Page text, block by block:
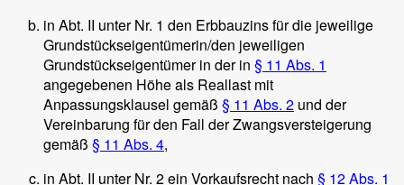
in Abt. II unter Nr. 1 den Erbbauzins für die jeweilige
Grundstückseigentümerin/den jeweiligen
Grundstückseigentümer in der in § 11 Abs. 1
angegebenen Höhe als Reallast mit
Anpassungsklausel gemäß § 11 Abs. 2 und der
Vereinbarung für den Fall der Zwangsversteigerung
gemäß § 11 Abs. 4,
in Abt. II unter Nr. 2 ein Vorkaufsrecht nach § 12 Abs. 1